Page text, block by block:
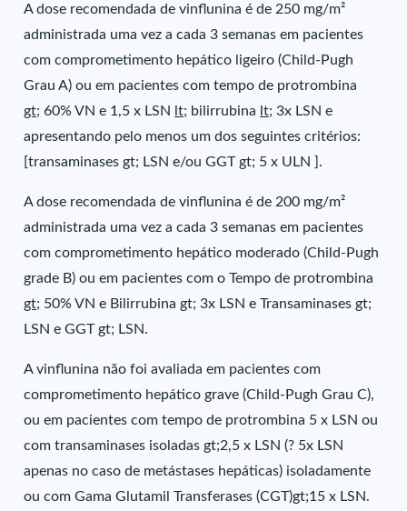
A dose recomendada de vinflunina é de 250 mg/m²
administrada uma vez a cada 3 semanas em pacientes
com comprometimento hepático ligeiro (Child-Pugh
Grau A) ou em pacientes com tempo de protrombina
gt; 60% VN e 1,5 x LSN lt; bilirrubina lt; 3x LSN e
apresentando pelo menos um dos seguintes critérios:
[transaminases gt; LSN e/ou GGT gt; 5 x ULN ].
A dose recomendada de vinflunina é de 200 mg/m²
administrada uma vez a cada 3 semanas em pacientes
com comprometimento hepático moderado (Child-Pugh
grade B) ou em pacientes com o Tempo de protrombina
gt; 50% VN e Bilirrubina gt; 3x LSN e Transaminases gt;
LSN e GGT gt; LSN.
A vinflunina não foi avaliada em pacientes com
comprometimento hepático grave (Child-Pugh Grau C),
ou em pacientes com tempo de protrombina 5 x LSN ou
com transaminases isoladas gt;2,5 x LSN (? 5x LSN
apenas no caso de metástases hepáticas) isoladamente
ou com Gama Glutamil Transferases (CGT)gt;15 x LSN.